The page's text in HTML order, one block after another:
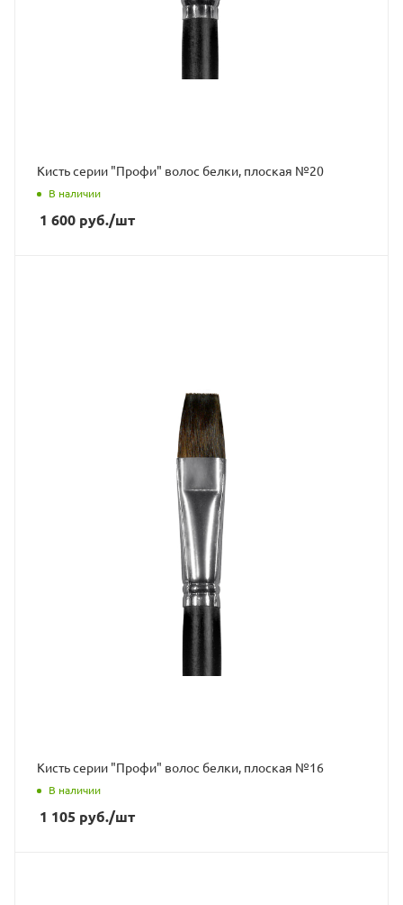
Кисть серии "Профи" волос белки, плоская №20
В наличии
1 600 руб./шт
Кисть серии "Профи" волос белки, плоская №16
В наличии
1 105 руб./шт